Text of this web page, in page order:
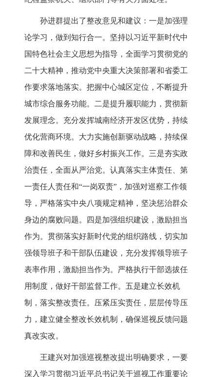
孙进群提出了整改意见和建议：一是加强理
论学习，做到知行合一。坚持以习近平新时代中
国特色社会主义思想为指导，全面学习贯彻党的
二十大精神，推动党中央重大决策部署和省委工
作要求落地落实。把握中心城区定位，不断提升
城市综合服务功能。二是提升履职能力，贯彻新
发展理念。充分发挥城南经济开发区优势，持续
优化营商环境。大力实施创新驱动战略，持续保
障和改善民生，做好乡村振兴工作。三是夯实政
治责任，全面从严治党。认真落实主体责任、第
一责任人责任和“一岗双责”，加强对巡察工作领
导，严格落实中央八项规定精神，坚决惩治群众
身边的腐败问题。四是加强组织建设，激励担当
作为。贯彻落实好新时代党的组织路线，切实加
强领导班子和干部队伍建设，充分发挥领导班子
表率作用，激励担当作为。严格执行干部选拔任
用制度，做好干部监督工作。五是建立长效机
制，落实整改责任。压紧压实责任，层层传导压
力，建立健全整改长效机制，确保巡视反馈问题
真改实改。
王建兴对加强巡视整改提出明确要求，一要
深入学习贯彻习近平总书记关于巡视工作重要论